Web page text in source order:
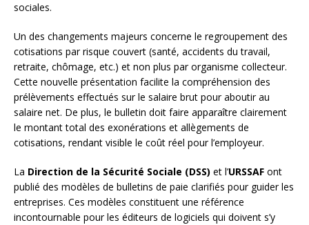
sociales.
Un des changements majeurs concerne le regroupement des
cotisations par risque couvert (santé, accidents du travail,
retraite, chômage, etc.) et non plus par organisme collecteur.
Cette nouvelle présentation facilite la compréhension des
prélèvements effectués sur le salaire brut pour aboutir au
salaire net. De plus, le bulletin doit faire apparaître clairement
le montant total des exonérations et allègements de
cotisations, rendant visible le coût réel pour l’employeur.
La Direction de la Sécurité Sociale (DSS) et l’URSSAF ont
publié des modèles de bulletins de paie clarifiés pour guider les
entreprises. Ces modèles constituent une référence
incontournable pour les éditeurs de logiciels qui doivent s’y